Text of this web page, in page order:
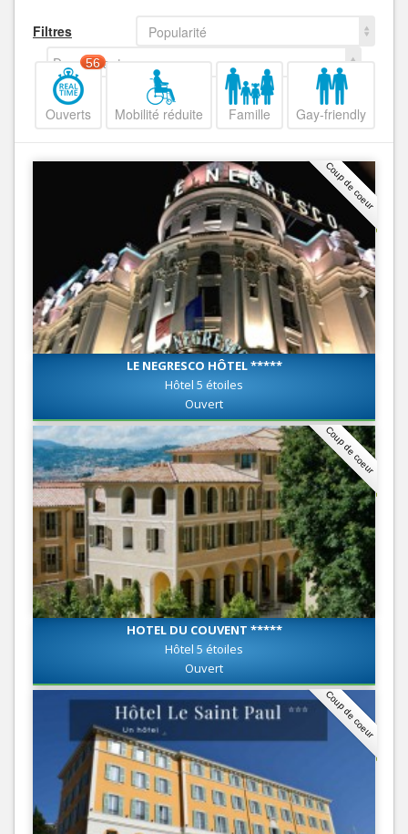
Filtres
Popularité
Decroissant
Ouverts
56
Mobilité réduite Famille Gay-friendly
Coup de coeur
LE NEGRESCO HÔTEL *****
Hôtel 5 étoiles
Ouvert
Coup de coeur
HOTEL DU COUVENT *****
Hôtel 5 étoiles
Ouvert
Coup de coeur